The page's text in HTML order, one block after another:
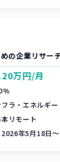
の企業リサー
万円/月
フラ・エネルギー
リモート
2026年5月18日